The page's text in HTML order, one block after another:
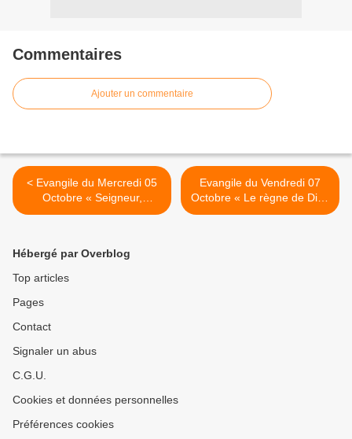
Commentaires
Ajouter un commentaire
< Evangile du Mercredi 05
Octobre « Seigneur,
apprends-nous à prier » (1)
Evangile du Vendredi 07
Octobre « Le règne de Dieu
est venu jusqu’à vous » (Lc
Hébergé par Overblog
Top articles
Pages
Contact
Signaler un abus
C.G.U.
Cookies et données personnelles
Préférences cookies